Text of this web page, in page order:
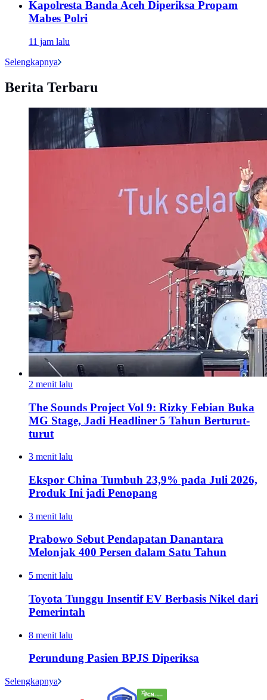
Kapolresta Banda Aceh Diperiksa Propam
Mabes Polri
11 jam lalu
Selengkapnya
Berita Terbaru
2 menit lalu
The Sounds Project Vol 9: Rizky Febian Buka
MG Stage, Jadi Headliner 5 Tahun Berturut-
turut
3 menit lalu
Ekspor China Tumbuh 23,9% pada Juli 2026,
Produk Ini jadi Penopang
3 menit lalu
Prabowo Sebut Pendapatan Danantara
Melonjak 400 Persen dalam Satu Tahun
5 menit lalu
Toyota Tunggu Insentif EV Berbasis Nikel dari
Pemerintah
8 menit lalu
Perundung Pasien BPJS Diperiksa
Selengkapnya